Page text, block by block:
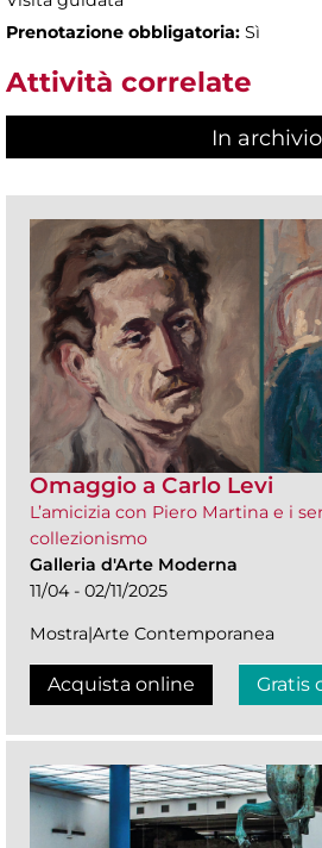
Prenotazione obbligatoria: Sì
Attività correlate
In archivio
Omaggio a Carlo Levi
L’amicizia con Piero Martina e i
collezionismo
Galleria d'Arte Moderna
11/04 - 02/11/2025
Mostra|Arte Contemporanea
Acquista online Gratis